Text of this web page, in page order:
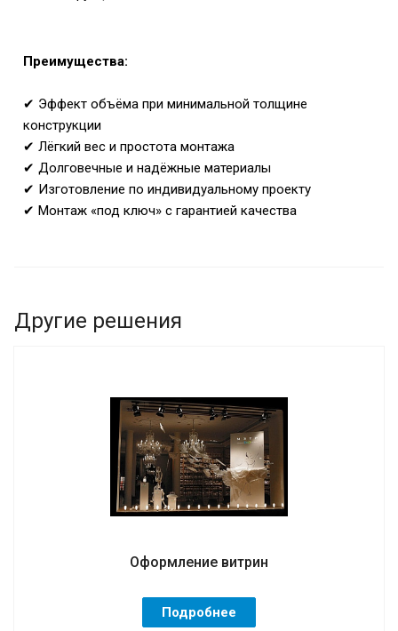
Преимущества:
✔ Эффект объёма при минимальной толщине
конструкции
✔ Лёгкий вес и простота монтажа
✔ Долговечные и надёжные материалы
✔ Изготовление по индивидуальному проекту
✔ Монтаж «под ключ» с гарантией качества
Другие решения
Оформление витрин
Подробнее